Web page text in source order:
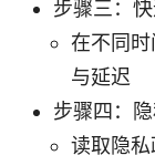
步骤三：
在不同
与延迟
步骤四：
读取隐